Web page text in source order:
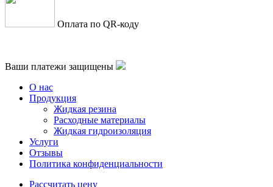
Оплата по QR-коду
Ваши платежи защищены
О нас
Продукция
Жидкая резина
Расходные материалы
Жидкая гидроизоляция
Услуги
Отзывы
Политика конфиденциальности
Рассчитать цену